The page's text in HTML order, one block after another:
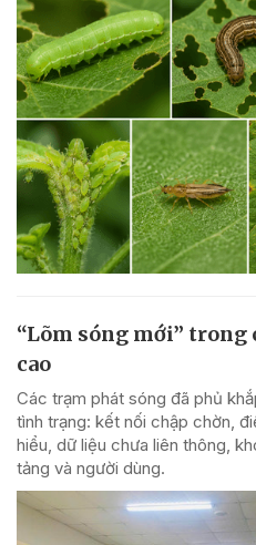
“Lõm sóng mới” trong
cao
Các trạm phát sóng đã phủ
tình trạng: kết nối chập chờn,
hiểu, dữ liệu chưa liên thông,
tảng và người dùng.